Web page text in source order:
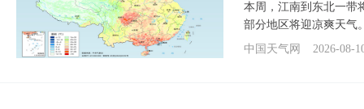
本周，江南到东北一带
部分地区将迎凉爽天气
中国天气网
2026-08-